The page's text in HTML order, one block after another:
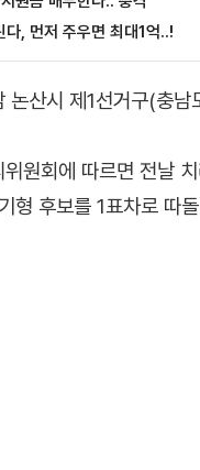
논산시 제1선거구(충
원회에 따르면 전날
형 후보를 1표차로 따